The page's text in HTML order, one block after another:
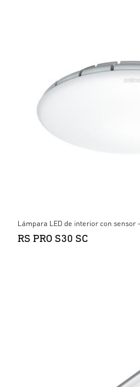
Lámpara LED de interior con sensor
RS PRO S30 SC